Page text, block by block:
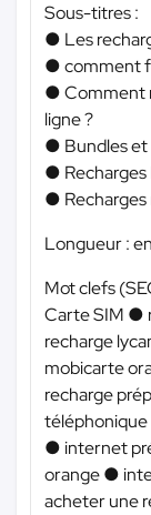
Sous-titres :
● Les
● comment
● Comment
ligne ?
● Bundles et
●
●
Longueur :
Mot clefs
Carte SIM ●
recharge
mobicarte
recharge
● internet
orange ●
acheter une